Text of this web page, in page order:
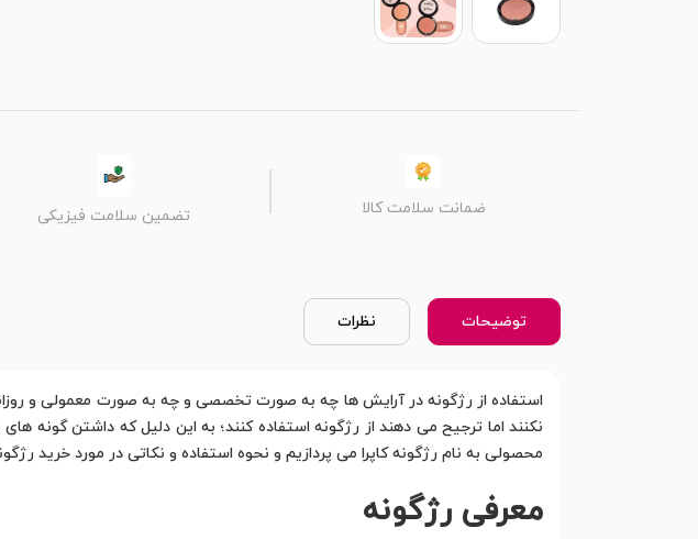
ضمانت سلامت کالا تضمین سلامت فیزیکی
توضیحات نظرات
استفاده از رژگونه در آرایش ها چه به صورت تخصصی و چه به صورت معمولی و روزانه
نکنند اما ترجیح می دهند از رژگونه استفاده کنند؛ به این دلیل که داشتن گونه
محصولی به نام رژگونه کاپرا می پردازیم و نحوه استفاده و نکاتی در مورد خرید
معرفی رژگونه